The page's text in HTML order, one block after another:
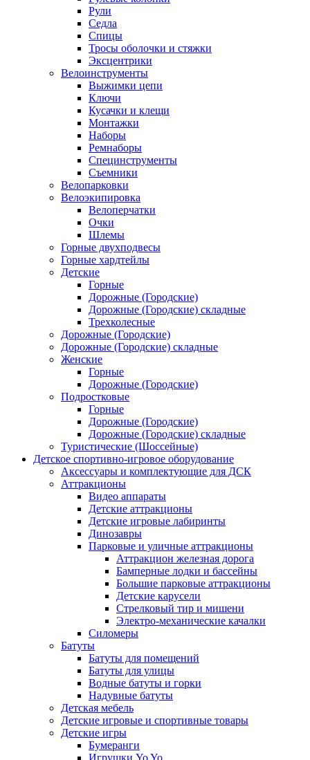
Рули
Седла
Спицы
Тросы оболочки и стяжки
Эксцентрики
Велоинструменты
Выжимки цепи
Ключи
Кусачки и клещи
Монтажки
Наборы
Ремнаборы
Специнструменты
Съемники
Велопарковки
Велоэкипировка
Велоперчатки
Очки
Шлемы
Горные двухподвесы
Горные хардтейлы
Детские
Горные
Дорожные (Городские)
Дорожные (Городские) складные
Трехколесные
Дорожные (Городские)
Дорожные (Городские) складные
Женские
Горные
Дорожные (Городские)
Подростковые
Горные
Дорожные (Городские)
Дорожные (Городские) складные
Туристические (Шоссейные)
Детское спортивно-игровое оборудование
Аксессуары и комплектующие для ДСК
Аттракционы
Видео аппараты
Детские аттракционы
Детские игровые лабиринты
Динозавры
Парковые и уличные аттракционы
Аттракцион железная дорога
Бамперные лодки и бассейны
Большие парковые аттракционы
Детские карусели
Стрелковый тир и мишени
Электро-механические качалки
Силомеры
Батуты
Батуты для помещений
Батуты для улицы
Водные батуты и горки
Надувные батуты
Детская мебель
Детские игровые и спортивные товары
Детские игры
Бумеранги
Игрушки Yo Yo